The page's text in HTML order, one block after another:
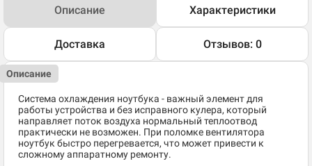
Описание Характеристики
Доставка Отзывов: 0
Описание
Система охлаждения ноутбука - важный элемент для
работы устройства и без исправного кулера, который
направляет поток воздуха нормальный теплоотвод
практически не возможен. При поломке вентилятора
ноутбук быстро перегревается, что может привести к
сложному аппаратному ремонту.